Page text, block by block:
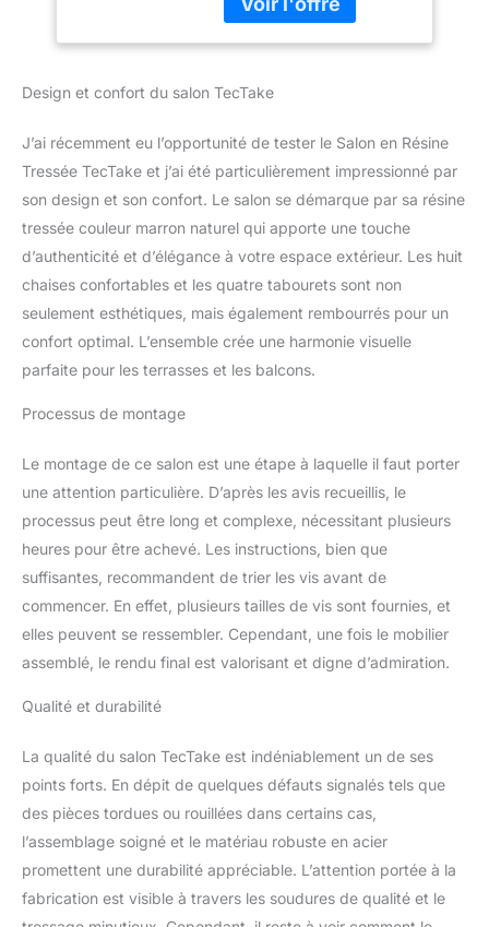
chaises, 4 tabourets et
souhaitent recevoir sans
RÉSINE TRESSÉE
LÉGÈRE ET DURABLE: La
structure en polyrattan
résistance exceptionnelle
aux intempéries. Votre
salon de jardin conserve
son aspect élégant
saison après saison sans
DESIGN ENCASTRABLE
astucieusement sous la
table lors du remisage,
réduisant
rangement. Ce
rangement malin libère
de l'espace dans votre
garage ou abri de jardin.
CONFORT OPTIMISÉ
AVEC COUSSINS
confort généreux pour
vos moments de
détente. Chaises et
tabourets sont dotés de
généreuses pour votre
bien-être. HOUSSE DE
Design et confort du salon TecTake
J’ai récemment eu l’opportunité de tester le Salon en Résine
Tressée TecTake et j’ai été particulièrement impressionné par
son design et son confort. Le salon se démarque par sa résine
tressée couleur marron naturel qui apporte une touche
d’authenticité et d’élégance à votre espace extérieur. Les huit
chaises confortables et les quatre tabourets sont non
seulement esthétiques, mais également rembourrés pour un
confort optimal. L’ensemble crée une harmonie visuelle
parfaite pour les terrasses et les balcons.
Processus de montage
Le montage de ce salon est une étape à laquelle il faut porter
une attention particulière. D’après les avis recueillis, le
processus peut être long et complexe, nécessitant plusieurs
heures pour être achevé. Les instructions, bien que
suffisantes, recommandent de trier les vis avant de
commencer. En effet, plusieurs tailles de vis sont fournies, et
elles peuvent se ressembler. Cependant, une fois le mobilier
assemblé, le rendu final est valorisant et digne d’admiration.
Qualité et durabilité
La qualité du salon TecTake est indéniablement un de ses
points forts. En dépit de quelques défauts signalés tels que
des pièces tordues ou rouillées dans certains cas,
l’assemblage soigné et le matériau robuste en acier
promettent une durabilité appréciable. L’attention portée à la
fabrication est visible à travers les soudures de qualité et le